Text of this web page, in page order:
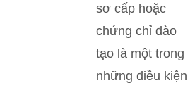
sơ cấp hoặc
chứng chỉ đào
tạo là một trong
những điều kiện